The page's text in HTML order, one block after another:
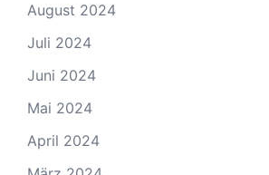
August 2024
Juli 2024
Juni 2024
Mai 2024
April 2024